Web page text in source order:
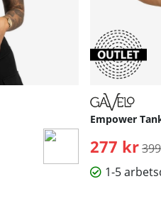
Empower
277 kr
1-5